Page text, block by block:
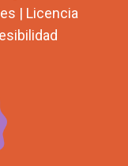
| Licencia